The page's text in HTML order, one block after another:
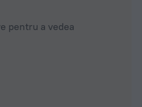
pentru a vedea